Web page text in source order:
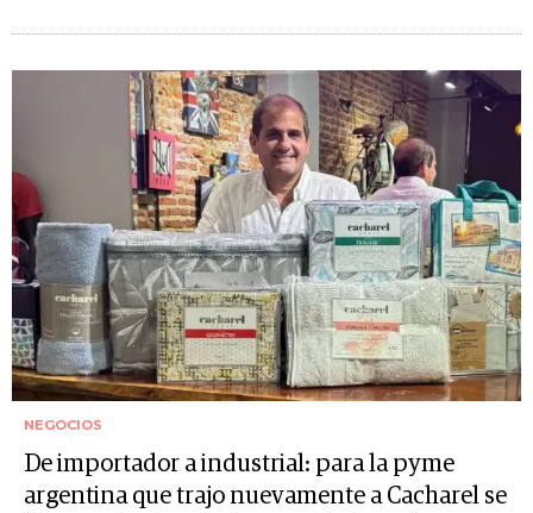
NEGOCIOS
De importador a industrial: para la pyme
argentina que trajo nuevamente a Cacharel se